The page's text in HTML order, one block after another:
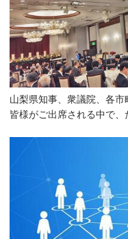
山梨県知事、衆議院、各
皆様がご出席される中で、